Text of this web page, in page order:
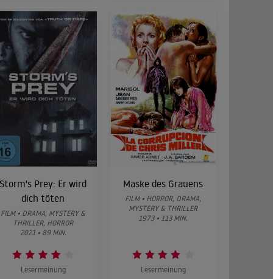
Storm's Prey: Er wird
dich töten
FILM • DRAMA, MYSTERY &
THRILLER, HORROR
2021 • 89 MIN.
Lesermeinung
Maske des Grauens
FILM • HORROR, DRAMA,
MYSTERY & THRILLER
1973 • 113 MIN.
Lesermeinung